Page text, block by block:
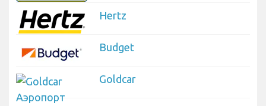
Hertz
Budget
Goldcar